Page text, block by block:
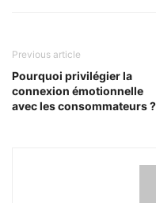
Previous article
Pourquoi privilégier la
connexion émotionnelle
avec les consommateurs ?